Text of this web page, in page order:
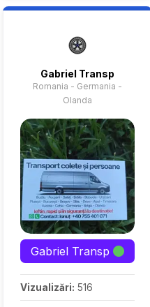
rapidă și
comodă!
Gabriel Transp
Romania - Germania -
Olanda
Gabriel Transp
Vizualizări: 516